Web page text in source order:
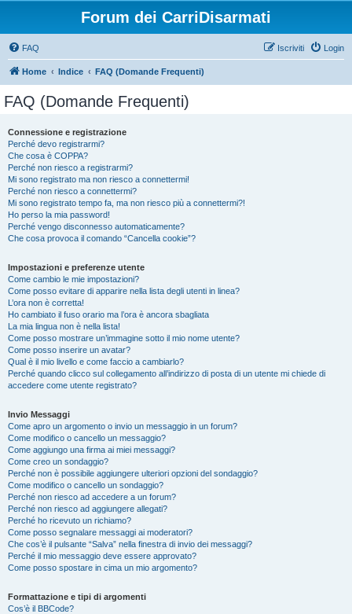
Forum dei CarriDisarmati
FAQ Login
Iscriviti
Home Indice FAQ (Domande Frequenti)
FAQ (Domande Frequenti)
Connessione e registrazione
Perché devo registrarmi?
Che cosa è COPPA?
Perché non riesco a registrarmi?
Mi sono registrato ma non riesco a connettermi!
Perché non riesco a connettermi?
Mi sono registrato tempo fa, ma non riesco più a connettermi?!
Ho perso la mia password!
Perché vengo disconnesso automaticamente?
Che cosa provoca il comando “Cancella cookie”?
Impostazioni e preferenze utente
Come cambio le mie impostazioni?
Come posso evitare di apparire nella lista degli utenti in linea?
L’ora non è corretta!
Ho cambiato il fuso orario ma l’ora è ancora sbagliata
La mia lingua non è nella lista!
Come posso mostrare un’immagine sotto il mio nome utente?
Come posso inserire un avatar?
Qual è il mio livello e come faccio a cambiarlo?
Perché quando clicco sul collegamento all’indirizzo di posta di un utente mi chiede di
accedere come utente registrato?
Invio Messaggi
Come apro un argomento o invio un messaggio in un forum?
Come modifico o cancello un messaggio?
Come aggiungo una firma ai miei messaggi?
Come creo un sondaggio?
Perché non è possibile aggiungere ulteriori opzioni del sondaggio?
Come modifico o cancello un sondaggio?
Perché non riesco ad accedere a un forum?
Perché non riesco ad aggiungere allegati?
Perché ho ricevuto un richiamo?
Come posso segnalare messaggi ai moderatori?
Che cos’è il pulsante “Salva” nella finestra di invio dei messaggi?
Perché il mio messaggio deve essere approvato?
Come posso spostare in cima un mio argomento?
Formattazione e tipi di argomenti
Cos’è il BBCode?